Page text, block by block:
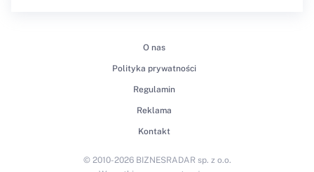
O nas
Polityka prywatności
Regulamin
Reklama
Kontakt
© 2010-2026 BIZNESRADAR sp. z o.o.